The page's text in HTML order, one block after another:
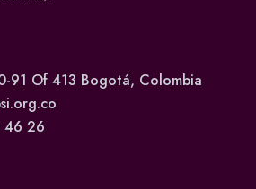
91 Of 413 Bogotá, Colombia
46 26